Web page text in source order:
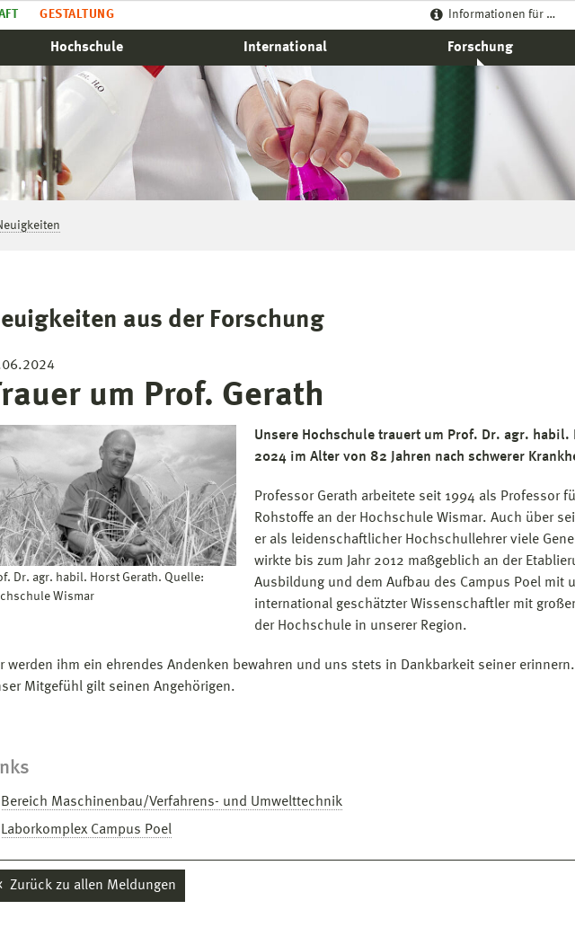
GESTALTUNG Informationen für …
Hochschule International Forschung
aus der Forschung
um Prof. Gerath
Dr. agr. habil. Horst Gerath. Quelle:
Wismar
Unsere Hochschule trauert um Prof. Dr. agr. habil.
2024 im Alter von 82 Jahren nach schwerer
Professor Gerath arbeitete seit 1994 als Professor
Rohstoffe an der Hochschule Wismar. Auch über
er als leidenschaftlicher Hochschullehrer viele
wirkte bis zum Jahr 2012 maßgeblich an der
Ausbildung und dem Aufbau des Campus Poel mit
international geschätzter Wissenschaftler mit
der Hochschule in unserer Region.
werden ihm ein ehrendes Andenken bewahren und uns stets in Dankbarkeit seiner erinnern.
Mitgefühl gilt seinen Angehörigen.
Bereich Maschinenbau/Verfahrens- und Umwelttechnik
Laborkomplex Campus Poel
Zurück zu allen Meldungen